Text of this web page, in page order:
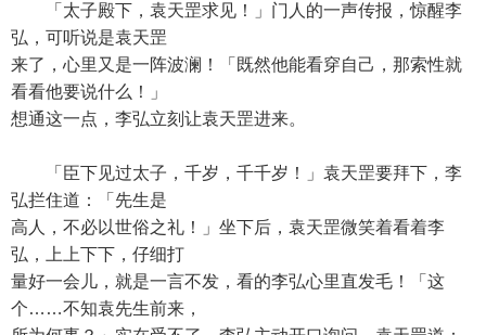
「太子殿下，袁天罡求见！」门人的一声传报，惊醒李
弘，可听说是袁天罡
来了，心里又是一阵波澜！「既然他能看穿自己，那索性就
看看他要说什么！」
想通这一点，李弘立刻让袁天罡进来。
「臣下见过太子，千岁，千千岁！」袁天罡要拜下，李
弘拦住道：「先生是
高人，不必以世俗之礼！」坐下后，袁天罡微笑着看着李
弘，上上下下，仔细打
量好一会儿，就是一言不发，看的李弘心里直发毛！「这
个……不知袁先生前来，